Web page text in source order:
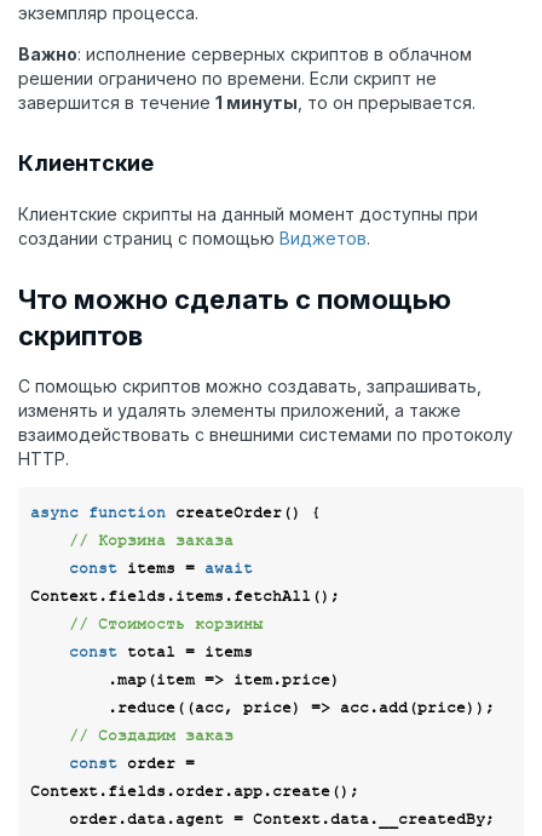
экземпляр процесса.
Важно: исполнение серверных скриптов в облачном
решении ограничено по времени. Если скрипт не
завершится в течение 1 минуты , то он прерывается.
Клиентские
Клиентские скрипты на данный момент доступны при
создании страниц с помощью Виджетов.
Что можно сделать с помощью
скриптов
С помощью скриптов можно создавать, запрашивать,
изменять и удалять элементы приложений, а также
взаимодействовать с внешними системами по протоколу
HTTP.
async function createOrder()
{
// Корзина заказа
const items = await
Context.fields.items.fetchAll();
// Стоимость корзины
const total = items
        .map(
item => item.price)
        .reduce(
(acc, price) => acc.add(price));
// Создадим заказ
const order =
Context.fields.order.app.create();